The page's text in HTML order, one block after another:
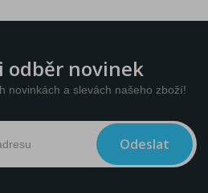
odběr novinek
novinkách a slevách našeho zboží!
Odeslat